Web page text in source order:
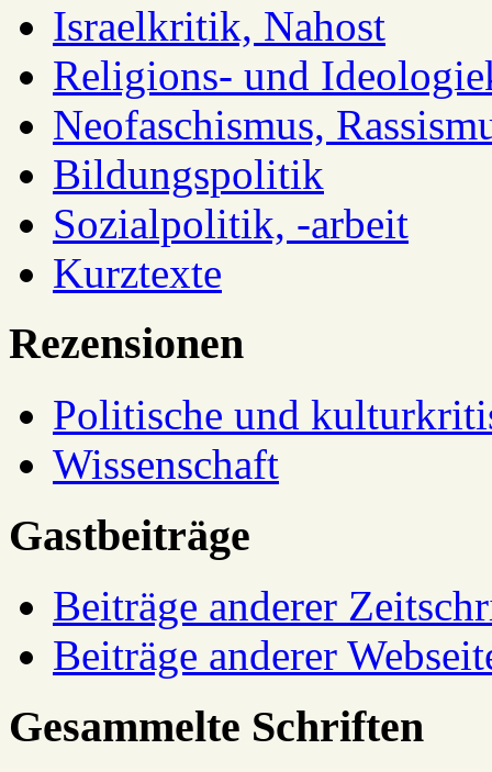
Israelkritik, Nahost
Religions- und
Neofaschismus,
Bildungspolitik
Sozialpolitik, -arbeit
Kurztexte
Rezensionen
Politische und
Wissenschaft
Gastbeiträge
Beiträge anderer
Beiträge anderer
Gesammelte Schriften